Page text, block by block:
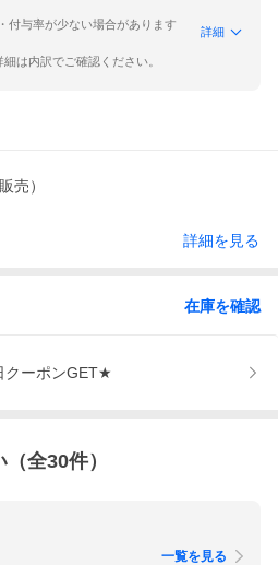
付与率が少ない場合があります
詳細
は内訳でご確認ください。
売）
詳細を見る
在庫を確認
クーポンGET★
（全30件）
一覧を見る